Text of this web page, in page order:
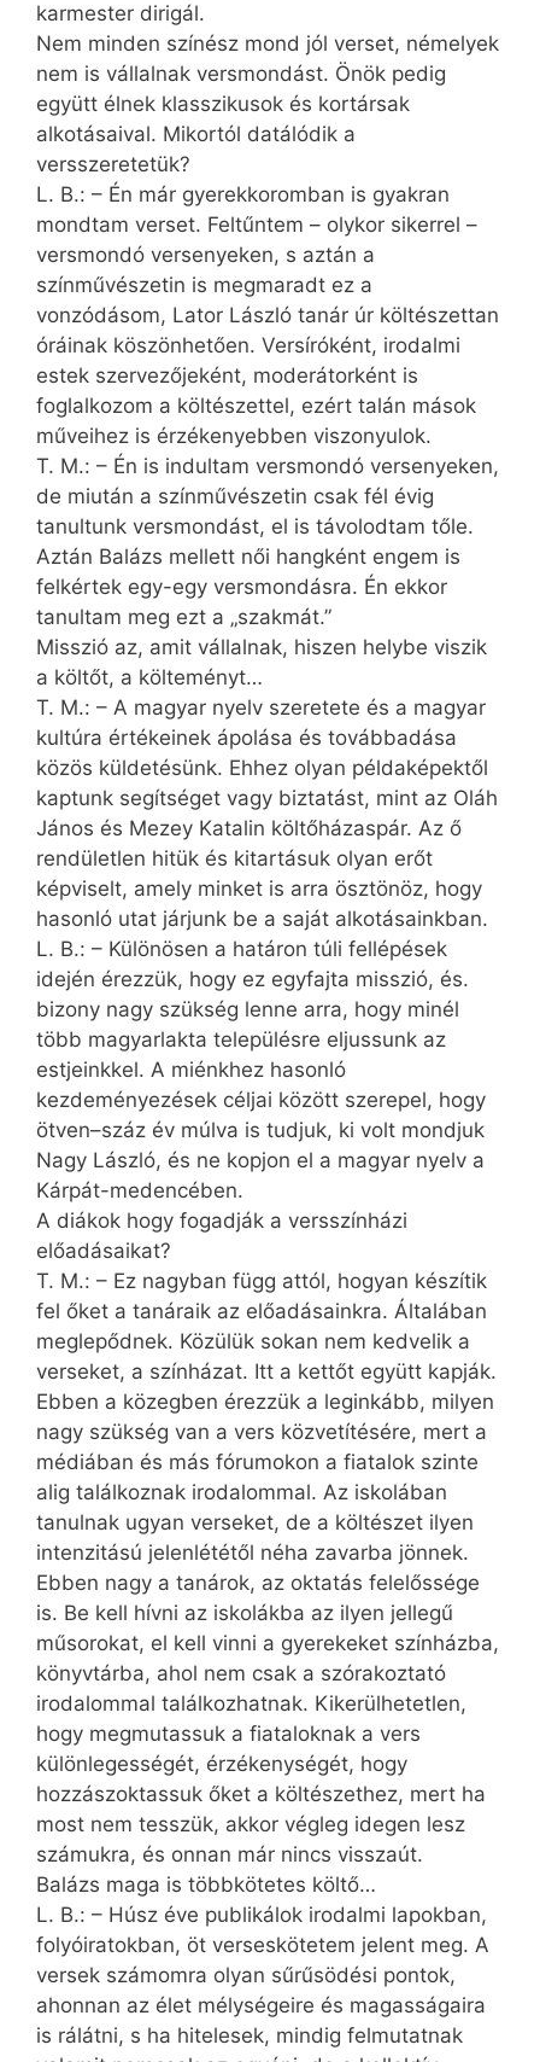
karmester dirigál.
Nem minden színész mond jól verset, némelyek
nem is vállalnak versmondást. Önök pedig
együtt élnek klasszikusok és kortársak
alkotásaival. Mikortól datálódik a
versszeretetük?
L. B.: – Én már gyerekkoromban is gyakran
mondtam verset. Feltűntem – olykor sikerrel –
versmondó versenyeken, s aztán a
színművészetin is megmaradt ez a
vonzódásom, Lator László tanár úr költészettan
óráinak köszönhetően. Versíróként, irodalmi
estek szervezőjeként, moderátorként is
foglalkozom a költészettel, ezért talán mások
műveihez is érzékenyebben viszonyulok.
T. M.: – Én is indultam versmondó versenyeken,
de miután a színművészetin csak fél évig
tanultunk versmondást, el is távolodtam tőle.
Aztán Balázs mellett női hangként engem is
felkértek egy-egy versmondásra. Én ekkor
tanultam meg ezt a „szakmát.”
Misszió az, amit vállalnak, hiszen helybe viszik
a költőt, a költeményt…
T. M.: – A magyar nyelv szeretete és a magyar
kultúra értékeinek ápolása és továbbadása
közös küldetésünk. Ehhez olyan példaképektől
kaptunk segítséget vagy biztatást, mint az Oláh
János és Mezey Katalin költőházaspár. Az ő
rendületlen hitük és kitartásuk olyan erőt
képviselt, amely minket is arra ösztönöz, hogy
hasonló utat járjunk be a saját alkotásainkban.
L. B.: – Különösen a határon túli fellépések
idején érezzük, hogy ez egyfajta misszió, és.
bizony nagy szükség lenne arra, hogy minél
több magyarlakta településre eljussunk az
estjeinkkel. A miénkhez hasonló
kezdeményezések céljai között szerepel, hogy
ötven–száz év múlva is tudjuk, ki volt mondjuk
Nagy László, és ne kopjon el a magyar nyelv a
Kárpát-medencében.
A diákok hogy fogadják a versszínházi
előadásaikat?
T. M.: – Ez nagyban függ attól, hogyan készítik
fel őket a tanáraik az előadásainkra. Általában
meglepődnek. Közülük sokan nem kedvelik a
verseket, a színházat. Itt a kettőt együtt kapják.
Ebben a közegben érezzük a leginkább, milyen
nagy szükség van a vers közvetítésére, mert a
médiában és más fórumokon a fiatalok szinte
alig találkoznak irodalommal. Az iskolában
tanulnak ugyan verseket, de a költészet ilyen
intenzitású jelenlététől néha zavarba jönnek.
Ebben nagy a tanárok, az oktatás felelőssége
is. Be kell hívni az iskolákba az ilyen jellegű
műsorokat, el kell vinni a gyerekeket színházba,
könyvtárba, ahol nem csak a szórakoztató
irodalommal találkozhatnak. Kikerülhetetlen,
hogy megmutassuk a fiataloknak a vers
különlegességét, érzékenységét, hogy
hozzászoktassuk őket a költészethez, mert ha
most nem tesszük, akkor végleg idegen lesz
számukra, és onnan már nincs visszaút.
Balázs maga is többkötetes költő…
L. B.: – Húsz éve publikálok irodalmi lapokban,
folyóiratokban, öt verseskötetem jelent meg. A
versek számomra olyan sűrűsödési pontok,
ahonnan az élet mélységeire és magasságaira
is rálátni, s ha hitelesek, mindig felmutatnak